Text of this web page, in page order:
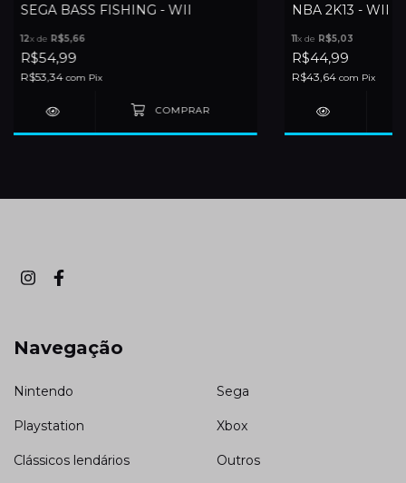
SEGA BASS FISHING - WII
12x de R$5,66
R$54,99
R$53,34com Pix
NBA 2K13 - WII
11x de R$5,03
R$44,99
R$43,64 com Pix
Navegação
Nintendo Sega
Playstation Xbox
Clássicos lendários Outros